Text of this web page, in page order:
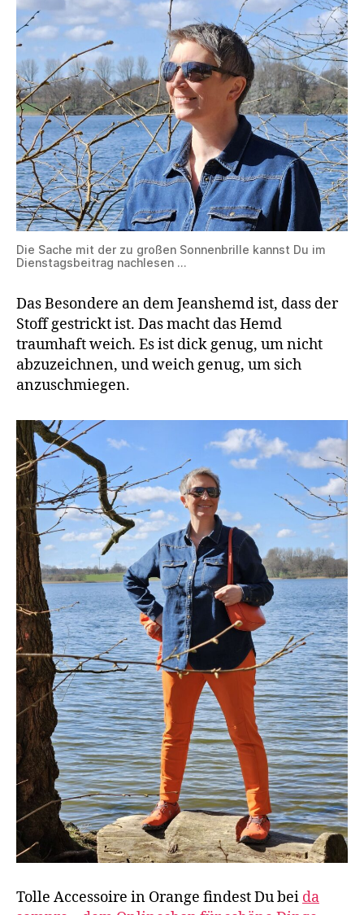
Die Sache mit der zu großen Sonnenbrille kannst Du im
Dienstagsbeitrag nachlesen …
Das Besondere an dem Jeanshemd ist, dass der
Stoff gestrickt ist. Das macht das Hemd
traumhaft weich. Es ist dick genug, um nicht
abzuzeichnen, und weich genug, um sich
anzuschmiegen.
Tolle Accessoire in Orange findest Du bei da